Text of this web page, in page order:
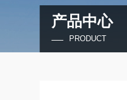
产品中心
PRODUCT